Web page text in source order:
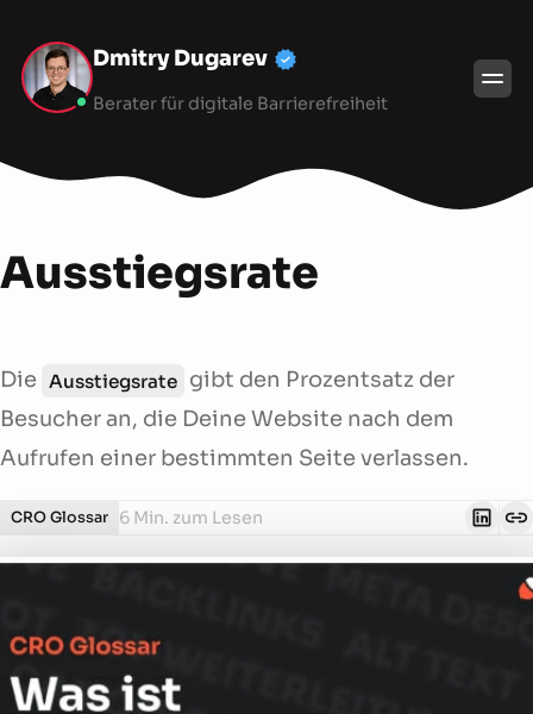
Dmitry Dugarev
Berater für digitale Barrierefreiheit
Ausstiegsrate
Die Ausstiegsrate gibt den Prozentsatz der
Besucher an, die Deine Website nach dem
Aufrufen einer bestimmten Seite verlassen.
CRO Glossar 6 Min. zum Lesen